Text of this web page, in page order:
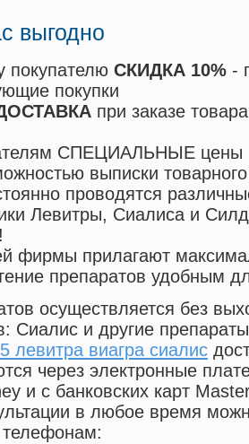
выгодно
покупателю СКИДКА 10% -
покупки
при заказе
СПЕЦИАЛЬНЫЕ цены
выписки
проводятся
Левитры, Сиалиса и
фирмы прилагают
препаратов удобным
осуществляется без
Сиалис и другие
левитра виагра сиалис
через электронные
и с банковских карт
в любое время